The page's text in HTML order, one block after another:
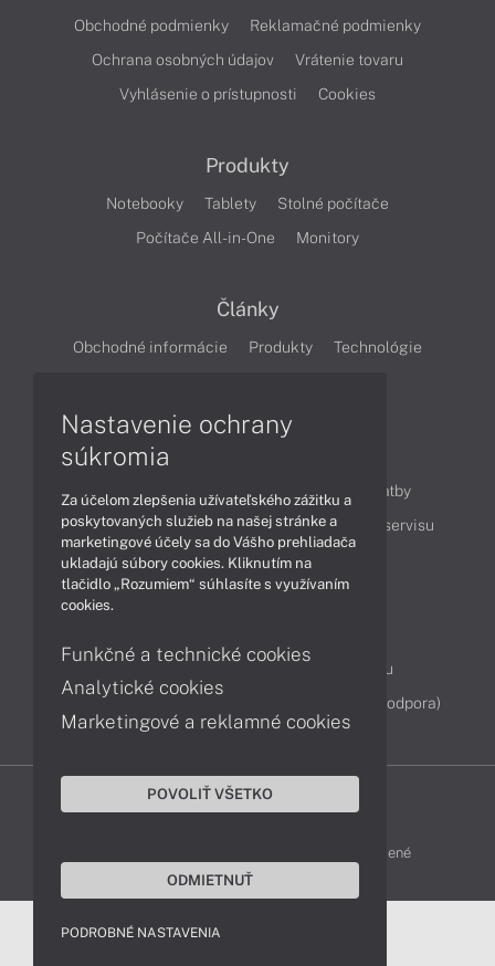
Obchodné podmienky
Reklamačné podmienky
Ochrana osobných údajov
Vrátenie tovaru
Vyhlásenie o prístupnosti
Cookies
Produkty
Notebooky Tablety
Stolné počítače
Počítače All-in-One
Monitory
Články
Obchodné informácie Produkty
Technológie
Ako nakupovať
Možnosti doručenia a platby
Podpora a servis
Servisné služby Cenník servisu
Kontakty
Reklamácia tovaru
Diagnostiky online
TeamViewer (vzdialená podpora)
DELL-SHOP © 2011 - 2026 Všetky práva vyhradené
Nastavenie ochrany
súkromia
Za účelom zlepšenia užívateľského zážitku a
poskytovaných služieb na našej stránke a
marketingové účely sa do Vášho prehliadača
ukladajú súbory cookies. Kliknutím na
tlačidlo „Rozumiem“ súhlasíte s využívaním
cookies.
Funkčné a technické cookies
Analytické cookies
Marketingové a reklamné cookies
POVOLIŤ VŠETKO
ODMIETNUŤ
PODROBNÉ NASTAVENIA